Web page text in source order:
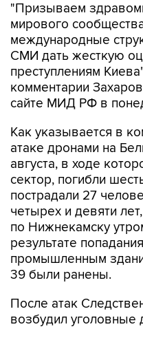
"Призываем
мирового
международные
СМИ дать жесткую
преступлениям
комментарии
сайте МИД РФ в
Как указывается в
атаке дронами на
августа, в ходе
сектор, погибли
пострадали 27
четырех и девяти
по Нижнекамску
результате
промышленным
39 были ранены.
После атак
возбудил уголовные